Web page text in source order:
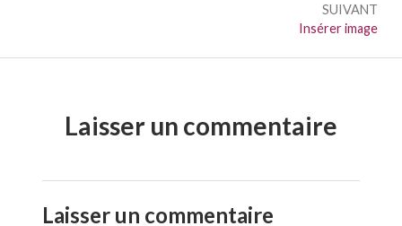
SUIVANT
Suivant :
Insérer image
Laisser un commentaire
Laisser un commentaire